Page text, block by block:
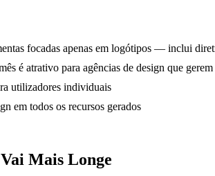
focadas apenas em logótipos — inclui
é atrativo para agências de design que
utilizadores individuais
em todos os recursos gerados
Mais Longe